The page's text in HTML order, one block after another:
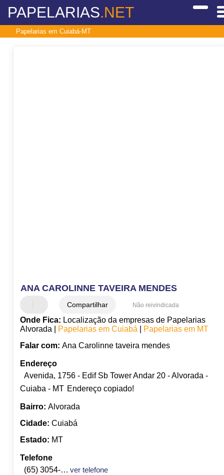
PAPELARIAS.NET
Papelarias em Cuiabá-MT
ANA CAROLINNE TAVEIRA MENDES
Compartilhar Não reivindicada
Onde Fica: Localização da empresas de Papelarias
Alvorada |
Papelarias em Cuiabá|
Papelarias em MT
Falar com: Ana Carolinne taveira mendes
Endereço
Avenida, 1756 - Edif Sb Tower Andar 20 - Alvorada -
Cuiaba - MT Endereço copiado!
Bairro: Alvorada
Cidade: Cuiabá
Estado: MT
Telefone
(65) 3054-6900
ver telefone